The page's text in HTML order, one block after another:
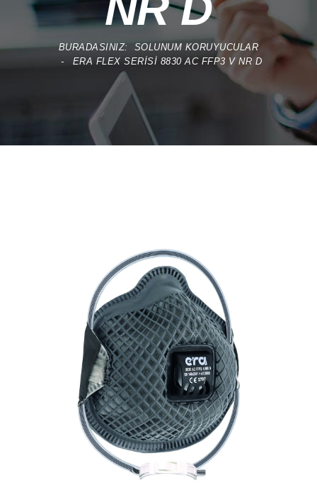
BURADASINIZ: SOLUNUM KORUYUCULAR
ERA FLEX SERISI 8830 AC FFP3 V NR D